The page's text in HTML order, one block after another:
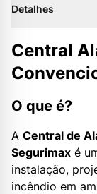
Detalhes
Central
O que é?
A Central de
Segurimax é
instalação,
incêndio em